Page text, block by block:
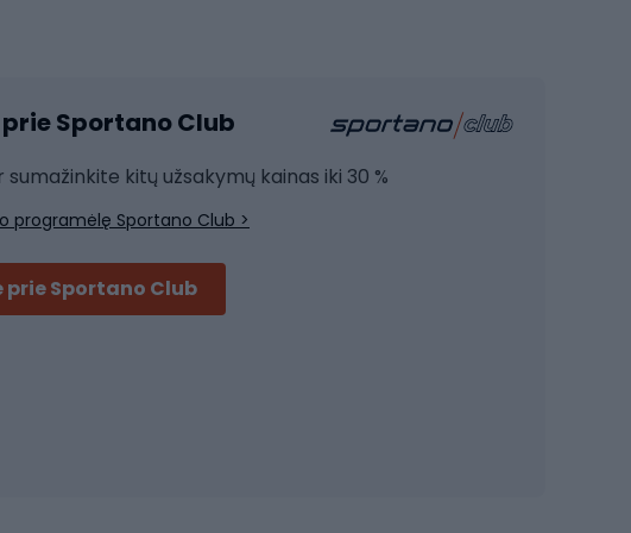
Jėgos įranga
Joga
Sportano Club
sumažinkite kitų užsakymų kainas iki 30 %
programėlę Sportano Club >
prie Sportano Club